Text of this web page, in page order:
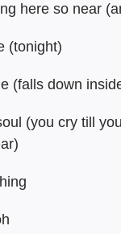
here so near
(tonight)
(falls down
(you cry till